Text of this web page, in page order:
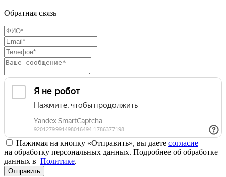
Обратная связь
Нажимая на кнопку «Отправить», вы даете согласие
на обработку персональных данных. Подробнее об обработке
данных в Политике.
Отправить